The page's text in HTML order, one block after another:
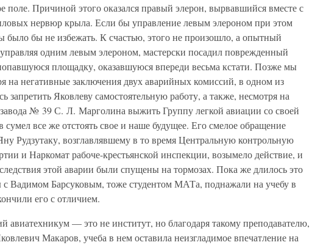
поле. Причиной этого оказался правый элерон, вырвавшийся вместе с
нервюр крыла. Если бы управление левым элероном при этом
было бы не избежать. К счастью, этого не произошло, а опытный
одним левым элероном, мастерски посадил поврежденный
площадку, оказавшуюся впереди весьма кстати. Позже мы
на негативные заключения двух аварийных комиссий, в одном из
запретить Яковлеву самостоятельную работу, а также, несмотря на
завода № 39 С. Л. Марголина выжить Группу легкой авиации со своей
сумел все же отстоять свое и наше будущее. Его смелое обращение
Рудзутаку, возглавлявшему в то время Центральную контрольную
и Наркомат рабоче-крестьянской инспекции, возымело действие, и
этой аварии были спущены на тормозах. Пока же длилось это
с Вадимом Барсуковым, тоже студентом МАТа, поднажали на учебу в
его с отличием.
авиатехникум — это не институт, но благодаря такому преподавателю,
Макаров, учеба в нем оставила неизгладимое впечатление на